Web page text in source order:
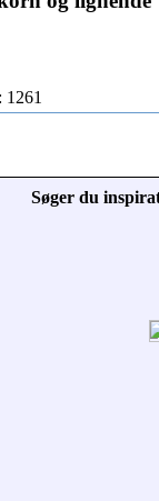
1261
Søger du